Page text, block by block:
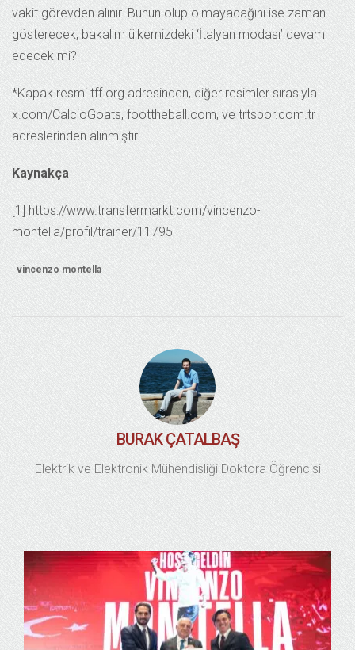
vakit görevden alınır. Bunun olup olmayacağını ise zaman
gösterecek, bakalım ülkemizdeki ‘İtalyan modası’ devam
edecek mi?
*Kapak resmi tff.org adresinden, diğer resimler sırasıyla
x.com/CalcioGoats, foottheball.com, ve trtspor.com.tr
adreslerinden alınmıştır.
Kaynakça
[1] https://www.transfermarkt.com/vincenzo-
montella/profil/trainer/11795
vincenzo montella
BURAK ÇATALBAŞ
Elektrik ve Elektronik Mühendisliği Doktora Öğrencisi